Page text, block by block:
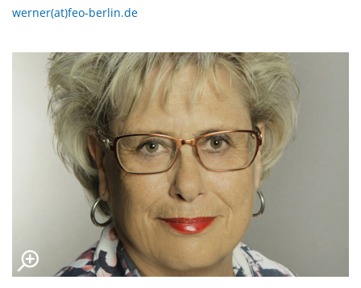
werner(at)feo-berlin.de